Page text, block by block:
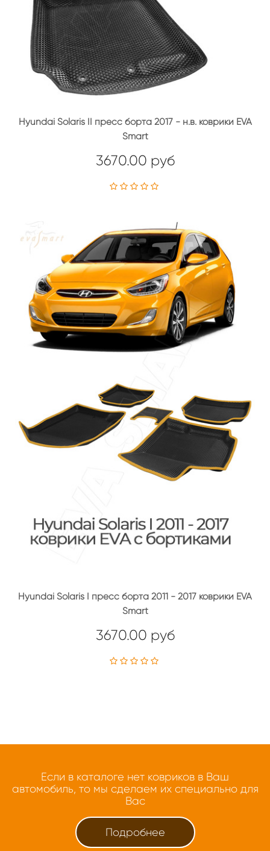
Hyundai Solaris II пресс борта 2017 - н.в. коврики EVA
Smart
3670.00 руб
Hyundai Solaris I пресс борта 2011 - 2017 коврики EVA
Smart
3670.00 руб
Если в каталоге нет ковриков в Ваш
автомобиль, то мы сделаем их специально для
Вас
Подробнее